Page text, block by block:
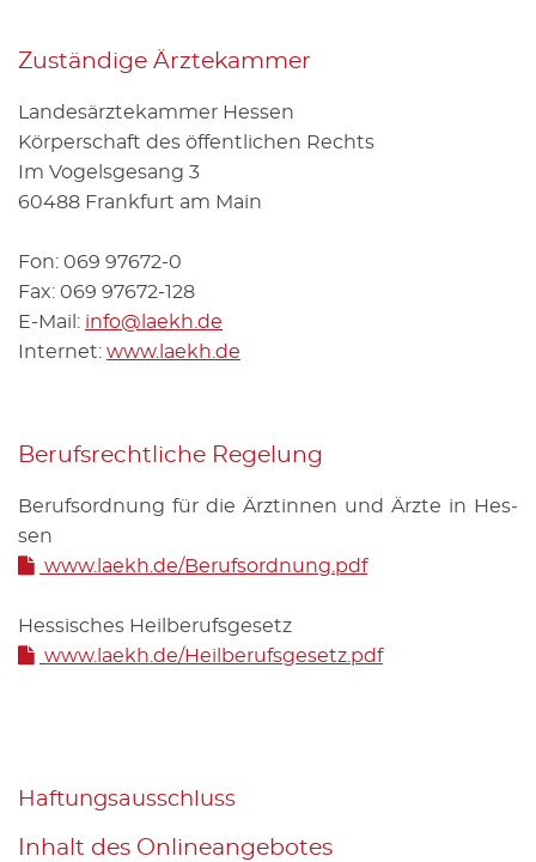
Zu­stän­di­ge Ärz­te­kam­mer
Lan­des­ärz­te­kam­mer Hes­sen
Kör­per­schaft des öf­fent­li­chen Rechts
Im Vo­gels­ge­sang 3
60488 Frank­furt am Main
Fon: 069 97672-0
Fax: 069 97672-128
E-Mail: info@​laekh.​de
In­ter­net: www.​laekh.​de
Be­rufs­recht­li­che Re­ge­lung
Be­rufs­ord­nung für die Ärz­tin­nen und Ärzte in Hes­
sen
www.​laekh.​de/​Berufsordnung.​pdf
Hes­si­sches Heil­be­rufs­ge­setz
www.​laekh.​de/​Heilberufsgesetz.​pdf
Haf­tungs­aus­schluss
In­halt des On­line­an­ge­bo­tes